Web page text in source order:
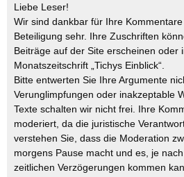
Liebe Leser!
Wir sind dankbar für Ihre
Beteiligung sehr. Ihre Zuschriften
Beiträge auf der Site erscheinen oder
Monatszeitschrift „Tichys Einblick“.
Bitte entwerten Sie Ihre Argumente
Verunglimpfungen oder inakzeptable
Texte schalten wir nicht frei. Ihre
moderiert, da die juristische
verstehen Sie, dass die Moderation
morgens Pause macht und es, je
zeitlichen Verzögerungen kommen